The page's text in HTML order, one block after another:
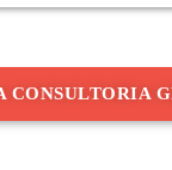
CONSULTORIA